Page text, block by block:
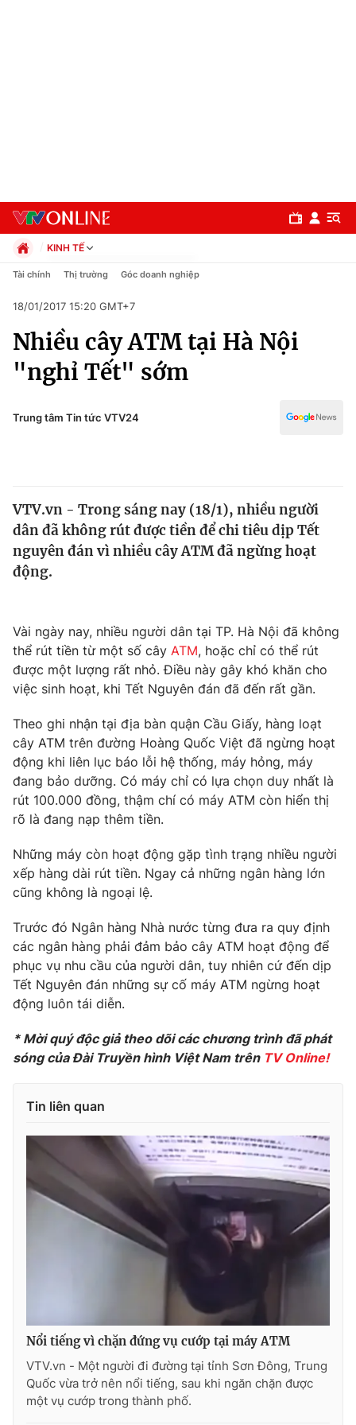
Chuyên mục
Chính trị
Thế giới
Tin tức
Câu chuyện quốc tế
Tài chính
Thị trường
Góc doanh nghiệp
Dữ liệu và đời sống
Truyền hình
Phim VTV
Hậu trường
Nhân vật
Khán giả
Giải trí
Điện ảnh
Âm nhạc
Sao
Đời sống
Du lịch
Chất lượng cuộc sống
Giáo dục
Tuyển sinh
Học trực tuyến
Công nghệ
Hitech Công nghệ tương lai
Sản phẩm
Thị trường
Tư vấn
Lịch phát sóng
Emagazine Podcast
Video Shorts video
VTV Money VTV Thể thao
VTV Sức khoẻ Bất động sản
Tấm lòng Việt
VTV4 Vươn mình bằng AI
VTV9 VTV8
KINH TẾ
Chính trị
Pháp luật
Kinh tế
Thể thao
Truyền hình
Y tế
Tài chính Thị trường Góc doanh nghiệp
18/01/2017 15:20 GMT+7
Nhiều cây ATM tại Hà Nội
"nghỉ Tết" sớm
Trung tâm Tin tức VTV24
VTV.vn - Trong sáng nay (18/1), nhiều người
dân đã không rút được tiền để chi tiêu dịp Tết
nguyên đán vì nhiều cây ATM đã ngừng hoạt
động.
Vài ngày nay, nhiều người dân tại TP. Hà Nội đã không
thể rút tiền từ một số cây ATM, hoặc chỉ có thể rút
được một lượng rất nhỏ. Điều này gây khó khăn cho
việc sinh hoạt, khi Tết Nguyên đán đã đến rất gần.
Theo ghi nhận tại địa bàn quận Cầu Giấy, hàng loạt
cây ATM trên đường Hoàng Quốc Việt đã ngừng hoạt
động khi liên lục báo lỗi hệ thống, máy hỏng, máy
đang bảo dưỡng. Có máy chỉ có lựa chọn duy nhất là
rút 100.000 đồng, thậm chí có máy ATM còn hiển thị
rõ là đang nạp thêm tiền.
Những máy còn hoạt động gặp tình trạng nhiều người
xếp hàng dài rút tiền. Ngay cả những ngân hàng lớn
cũng không là ngoại lệ.
Trước đó Ngân hàng Nhà nước từng đưa ra quy định
các ngân hàng phải đảm bảo cây ATM hoạt động để
phục vụ nhu cầu của người dân, tuy nhiên cứ đến dịp
Tết Nguyên đán những sự cố máy ATM ngừng hoạt
động luôn tái diễn.
* Mời quý độc giả theo dõi các chương trình đã phát
sóng của Đài Truyền hình Việt Nam trên TV Online!
Tin liên quan
Nổi tiếng vì chặn đứng vụ cướp tại máy ATM
VTV.vn - Một người đi đường tại tỉnh Sơn Đông, Trung
Quốc vừa trở nên nổi tiếng, sau khi ngăn chặn được
một vụ cướp trong thành phố.